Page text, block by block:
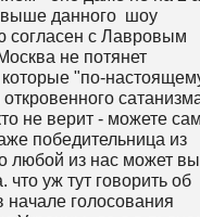
данного  шоу
согласен с Лавровым
не потянет
которые "по-
не верит - можете
победительница из
любой из нас может
уж тут говорить об
начале голосования